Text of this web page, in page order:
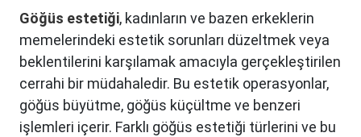
Göğüs estetiği, kadınların ve bazen erkeklerin
memelerindeki estetik sorunları düzeltmek veya
beklentilerini karşılamak amacıyla gerçekleştirilen
cerrahi bir müdahaledir. Bu estetik operasyonlar,
göğüs büyütme, göğüs küçültme ve benzeri
işlemleri içerir. Farklı göğüs estetiği türlerini ve bu